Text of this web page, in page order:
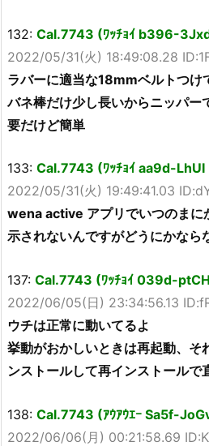
132: Cal.7743 (ﾜｯﾁｮｲ b396-
2022/05/31(火) 18:49:08.28
ラバーに適当な18mmベルトつけ
バネ棒だけ少し長いからニッパー
要だけど簡単
133: Cal.7743 (ﾜｯﾁｮｲ aa9d-
2022/05/31(火) 19:49:41.03
wena active アプリでいつのまに
示されないんですがどうにかなら
137: Cal.7743 (ﾜｯﾁｮｲ 039d-
2022/06/05(日) 23:34:56.13
ウチは正常に動いてるよ
挙動がおかしいときは再起動、そ
ンストールして再インストールで
138: Cal.7743 (ｱｳｱｳｴｰ Sa5f-
2022/06/06(月) 00:21:58.69